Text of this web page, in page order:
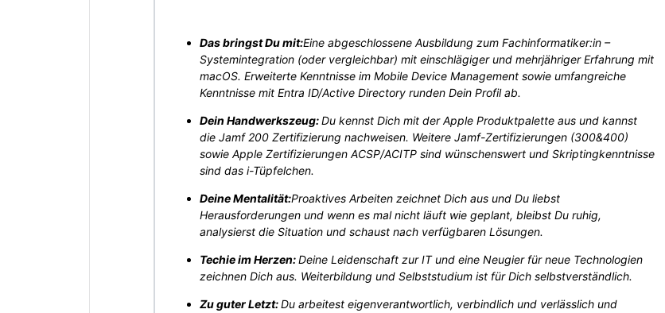
Das bringst Du mit:Eine abgeschlossene Ausbildung zum Fachinformatiker:in –
Systemintegration (oder vergleichbar) mit einschlägiger und mehrjähriger Erfahrung mit
macOS. Erweiterte Kenntnisse im Mobile Device Management sowie umfangreiche
Kenntnisse mit Entra ID/Active Directory runden Dein Profil ab.
Dein Handwerkszeug:Du kennst Dich mit der Apple Produktpalette aus und kannst
die Jamf 200 Zertifizierung nachweisen. Weitere Jamf-Zertifizierungen (300&400)
sowie Apple Zertifizierungen ACSP/ACITP sind wünschenswert und Skriptingkenntnisse
sind das i-Tüpfelchen.
Deine Mentalität:Proaktives Arbeiten zeichnet Dich aus und Du liebst
Herausforderungen und wenn es mal nicht läuft wie geplant, bleibst Du ruhig,
analysierst die Situation und schaust nach verfügbaren Lösungen.
Techie im Herzen:Deine Leidenschaft zur IT und eine Neugier für neue Technologien
zeichnen Dich aus. Weiterbildung und Selbststudium ist für Dich selbstverständlich.
Zu guter Letzt:Du arbeitest eigenverantwortlich, verbindlich und verlässlich und